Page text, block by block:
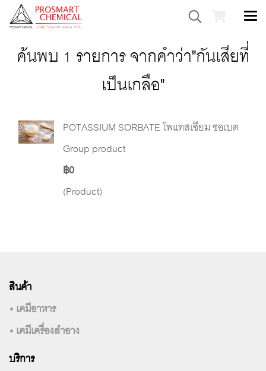
ค้นพบ 1 รายการ จากคำว่า"กันเสียที่
เป็นเกลือ"
POTASSIUM SORBATE โพแทสเซียม ซอเบต
Group product
฿0
(Product)
สินค้า
• เคมีอาหาร
• เคมีเครื่องสำอาง
บริการ